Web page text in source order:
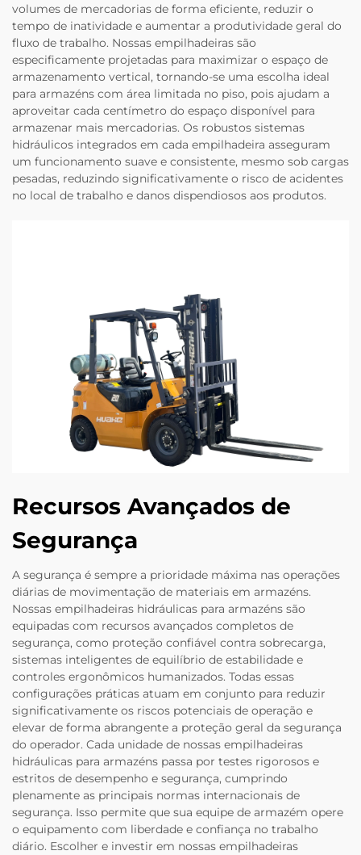
volumes de mercadorias de forma eficiente, reduzir o
tempo de inatividade e aumentar a produtividade geral do
fluxo de trabalho. Nossas empilhadeiras são
especificamente projetadas para maximizar o espaço de
armazenamento vertical, tornando-se uma escolha ideal
para armazéns com área limitada no piso, pois ajudam a
aproveitar cada centímetro do espaço disponível para
armazenar mais mercadorias. Os robustos sistemas
hidráulicos integrados em cada empilhadeira asseguram
um funcionamento suave e consistente, mesmo sob cargas
pesadas, reduzindo significativamente o risco de acidentes
no local de trabalho e danos dispendiosos aos produtos.
Recursos Avançados de
Segurança
A segurança é sempre a prioridade máxima nas operações
diárias de movimentação de materiais em armazéns.
Nossas empilhadeiras hidráulicas para armazéns são
equipadas com recursos avançados completos de
segurança, como proteção confiável contra sobrecarga,
sistemas inteligentes de equilíbrio de estabilidade e
controles ergonômicos humanizados. Todas essas
configurações práticas atuam em conjunto para reduzir
significativamente os riscos potenciais de operação e
elevar de forma abrangente a proteção geral da segurança
do operador. Cada unidade de nossas empilhadeiras
hidráulicas para armazéns passa por testes rigorosos e
estritos de desempenho e segurança, cumprindo
plenamente as principais normas internacionais de
segurança. Isso permite que sua equipe de armazém opere
o equipamento com liberdade e confiança no trabalho
diário. Escolher e investir em nossas empilhadeiras